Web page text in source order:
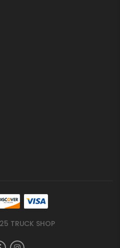
TRUCK SHOP